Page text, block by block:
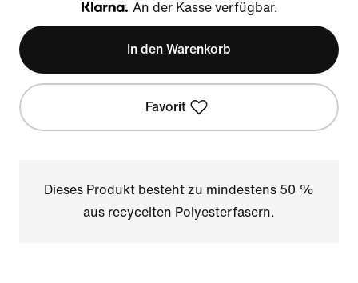
Klarna
An der Kasse verfügbar.
In den Warenkorb
Favorit
Dieses Produkt besteht zu mindestens 50 %
aus recycelten Polyesterfasern.